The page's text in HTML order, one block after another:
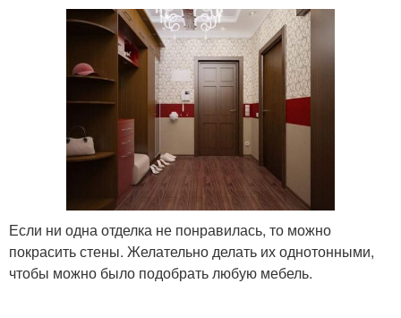
Если ни одна отделка не понравилась, то можно
покрасить стены. Желательно делать их однотонными,
чтобы можно было подобрать любую мебель.